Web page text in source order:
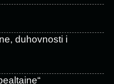
duhovnosti i